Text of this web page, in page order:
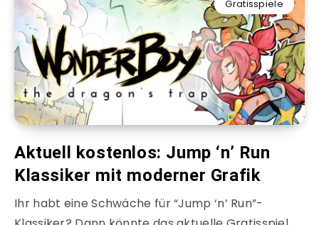
Gratisspiele
Aktuell kostenlos: Jump ‘n’ Run
Klassiker mit moderner Grafik
Ihr habt eine Schwäche für “Jump ‘n’ Run”-